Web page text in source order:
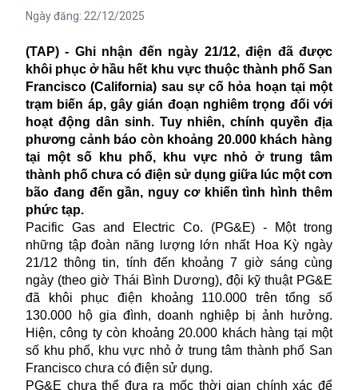
Ngày đăng: 22/12/2025
(TAP) - Ghi nhận đến ngày 21/12, điện đã được
khôi phục ở hầu hết khu vực thuộc thành phố San
Francisco (California) sau sự cố hỏa hoạn tại một
trạm biến áp, gây gián đoạn nghiêm trọng đối với
hoạt động dân sinh. Tuy nhiên, chính quyền địa
phương cảnh báo còn khoảng 20.000 khách hàng
tại một số khu phố, khu vực nhỏ ở trung tâm
thành phố chưa có điện sử dụng giữa lúc một cơn
bão đang đến gần, nguy cơ khiến tình hình thêm
phức tạp.
Pacific Gas and Electric Co. (PG&E) - Một trong
những tập đoàn năng lượng lớn nhất Hoa Kỳ ngày
21/12 thông tin, tính đến khoảng 7 giờ sáng cùng
ngày (theo giờ Thái Bình Dương), đội kỹ thuật PG&E
đã khôi phục điện khoảng 110.000 trên tổng số
130.000 hộ gia đình, doanh nghiệp bị ảnh hưởng.
Hiện, công ty còn khoảng 20.000 khách hàng tại một
số khu phố, khu vực nhỏ ở trung tâm thành phố San
Francisco chưa có điện sử dụng.
PG&E chưa thể đưa ra mốc thời gian chính xác để